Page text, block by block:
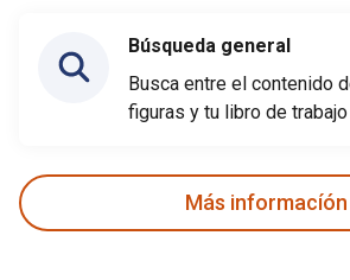
Búsqueda general
Busca entre el contenido
figuras y tu libro de trabajo
Más informacíón